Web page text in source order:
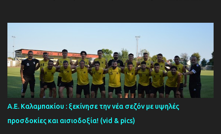
το απόγευμα της Πέμπτης 30/7 ενώ δηλώσεις κάνουν οι κ.κ. Ντίνος
Τεγξίζογλου (προπονητής) , Χρήστος Παναγιώτου
(ποδοσφαιριστής) και Άγγελος Παπαμαρίνου (πρόεδρος) ...
Α.Ε. Καλαμπακίου : ξεκίνησε την νέα σεζόν με υψηλές
προσδοκίες και αισιοδοξία! (vid & pics)